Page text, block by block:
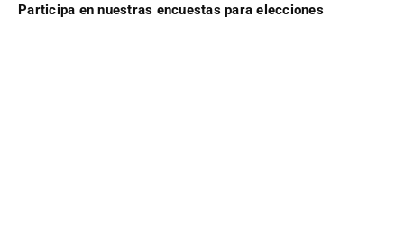
Participa en nuestras encuestas para elecciones